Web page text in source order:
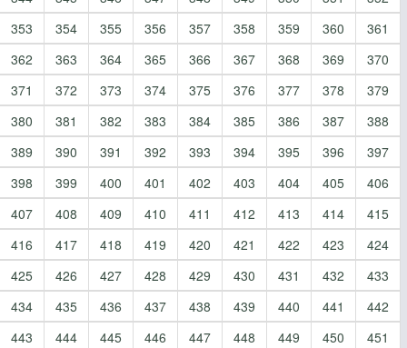
353
354 355 356 357 358 359 360
361
362
363 364 365 366 367 368 369
370
371
372 373 374 375 376 377 378
379
380
381 382 383 384 385 386 387
388
389
390 391 392 393 394 395 396
397
398
399 400 401 402 403 404 405
406
407
408 409 410 411 412 413 414
415
416
417 418 419 420 421 422 423
424
425
426 427 428 429 430 431 432
433
434
435 436 437 438 439 440 441
442
443
444 445 446 447 448 449 450 451